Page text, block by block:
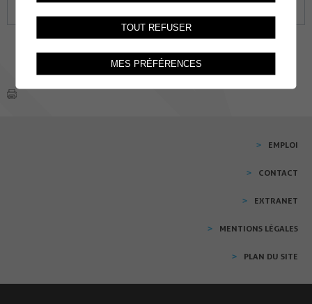
EMPLOI
CONTACT
EXTRANET
MENTIONS LÉGALES
PLAN DU SITE
TOUT REFUSER
MES PRÉFÉRENCES